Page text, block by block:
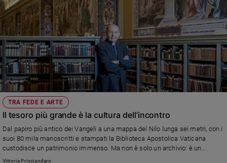
Contatti
Pubblicità
Registrati
Redazione
Social
TRA FEDE E ARTE
Il tesoro più grande è la cultura dell’incontro
Dal papiro più antico dei Vangeli a una mappa del Nilo lunga sei metri, con i
suoi 80 mila manoscritti e stampati la Biblioteca Apostolica Vaticana
custodisce un patrimonio immenso. Ma non è solo un archivio: è un
laboratorio vivo, in cui si guarda al futuro. «Conservare è solo l’inizio», spiega
Vittoria Prisciandaro